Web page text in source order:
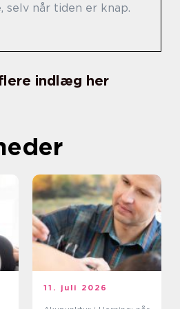
selv når tiden er knap.
indlæg her
11. juli 2026